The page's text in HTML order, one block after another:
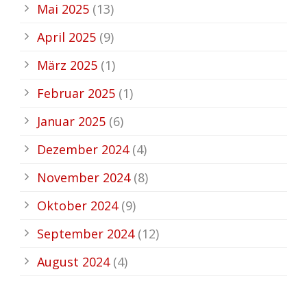
Mai 2025 (13)
April 2025 (9)
März 2025 (1)
Februar 2025 (1)
Januar 2025 (6)
Dezember 2024(4)
November 2024(8)
Oktober 2024(9)
September 2024(12)
August 2024(4)